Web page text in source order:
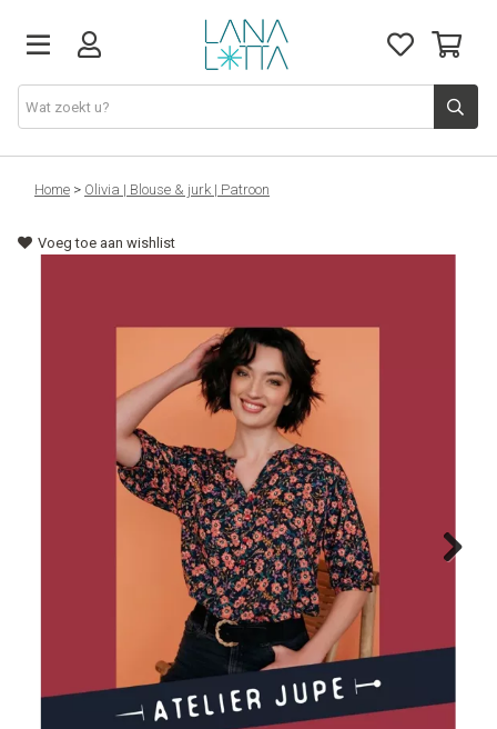
Stoffen
Fournituren
Naaimachines
Workshops
Home > Olivia | Blouse & jurk | Patroon
Voeg toe aan wishlist